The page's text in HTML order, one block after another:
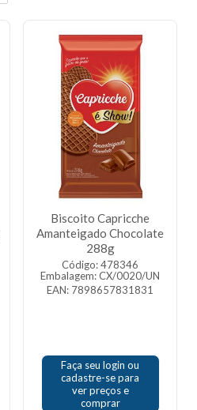
Biscoito Capricche
Amanteigado Chocolate
288g
Código: 478346
Embalagem: CX/0020/UN
EAN: 7898657831831
Faça seu login ou
cadastre-se para
ver preços e
comprar